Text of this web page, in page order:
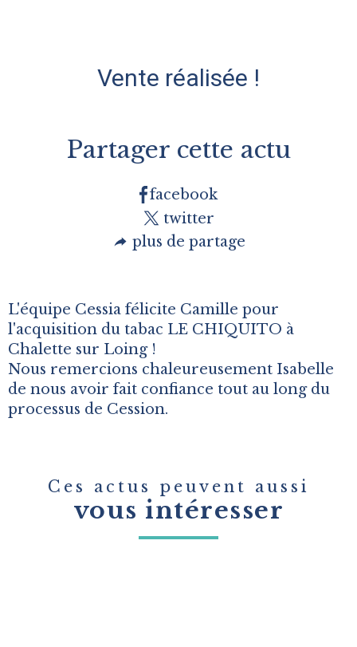
Vente réalisée !
Partager cette actu
facebook
twitter
plus de partage
L'équipe Cessia félicite Camille pour
l'acquisition du tabac LE CHIQUITO à
Chalette sur Loing !
Nous remercions chaleureusement Isabelle
de nous avoir fait confiance tout au long du
processus de Cession.
Ces actus peuvent aussi
vous intéresser